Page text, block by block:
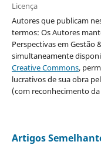
Licença
Autores que publicam
termos: Os Autores
Perspectivas em Gestão
simultaneamente
Creative Commons,
lucrativos de sua obra
(com reconhecimento
Artigos